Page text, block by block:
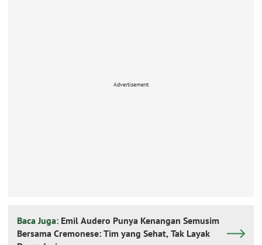
Advertisement
Baca Juga: Emil Audero Punya Kenangan Semusim
Bersama Cremonese: Tim yang Sehat, Tak Layak